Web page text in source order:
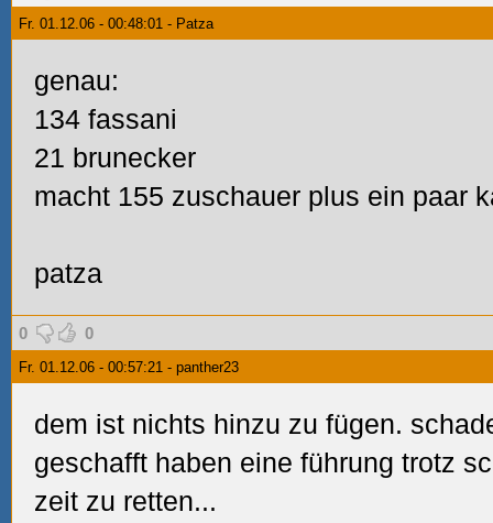
Fr. 01.12.06 - 00:48:01 - Patza
genau:
134 fassani
21 brunecker
macht 155 zuschauer plus ein paar
patza
0 0
Fr. 01.12.06 - 00:57:21 - panther23
dem ist nichts hinzu zu fügen.
geschafft haben eine führung trotz
zeit zu retten...